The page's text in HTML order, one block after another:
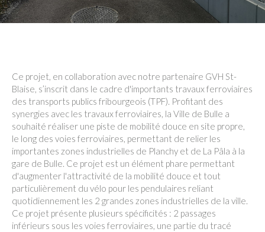
Ce projet, en collaboration avec notre partenaire GVH St-
Blaise, s’inscrit dans le cadre d'importants travaux ferroviaires
des transports publics fribourgeois (TPF). Profitant des
synergies avec les travaux ferroviaires, la Ville de Bulle a
souhaité réaliser une piste de mobilité douce en site propre,
le long des voies ferroviaires, permettant de relier les
importantes zones industrielles de Planchy et de La Pâla à la
gare de Bulle. Ce projet est un élément phare permettant
d'augmenter l'attractivité de la mobilité douce et tout
particulièrement du vélo pour les pendulaires reliant
quotidiennement les 2 grandes zones industrielles de la ville.
Ce projet présente plusieurs spécificités : 2 passages
inférieurs sous les voies ferroviaires, une partie du tracé